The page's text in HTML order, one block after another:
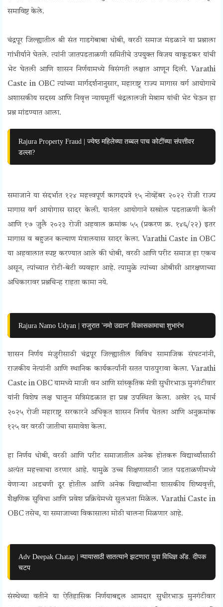
समाविष्ट केले.
चंद्रपूर जिल्ह्यातील श्री संत गाडगेबाबा धोबी, वरठी समाज मंडळाने या प्रश्नाला
गांभीर्याने घेतले. त्यांनी जातपडताळणी समितीचे उपयुक्त विजय वाकूडकर यांची
भेट घेतली आणि शासन निर्णयामध्ये विसंगती लक्षात आणून दिली. Varathi
Caste in OBC त्यांच्या मार्गदर्शनानुसार, महाराष्ट्र राज्य मागास वर्ग आयोगाचे
अशासकीय सदस्य आणि निवृत्त न्यायमूर्ती चंद्रलालजी मेश्राम यांची भेट घेऊन हा
प्रश्न मांडण्यात आला.
Rajura Property Fraud | ज्येष्ठ महिलेच्या तब्बल पाच कोटींच्या संपत्तीवर
डल्ला?
समाजाने या संदर्भात १२४ महत्त्वपूर्ण कागदपत्रे १५ नोव्हेंबर २०२२ रोजी राज्य
मागास वर्ग आयोगास सादर केली. यानंतर आयोगाने सखोल पडताळणी केली
आणि १७ जुलै २०२३ रोजी अहवाल क्रमांक ५५ (प्रकरण क्र. १४६/२२) इतर
मागास व बहुजन कल्याण मंत्रालयास सादर केला. Varathi Caste in OBC
या अहवालात स्पष्ट करण्यात आले की धोबी, वरठी आणि परीट समाज हा एकच
असून, त्यांच्यात रोटी-बेटी व्यवहार आहे. त्यामुळे त्यांच्या ओबीसी आरक्षणाच्या
अधिकारावर प्रश्नचिन्ह राहता कामा नये.
Rajura Namo Udyan | राजुरात 'नमो उद्यान' विकासकामाचा शुभारंभ
शासन निर्णय मंजुरीसाठी चंद्रपूर जिल्ह्यातील विविध सामाजिक संघटनांनी,
राजकीय नेत्यांनी आणि स्थानिक कार्यकर्त्यांनी सतत पाठपुरावा केला. Varathi
Caste in OBC यामध्ये माजी वन आणि सांस्कृतिक मंत्री सुधीरभाऊ मुनगंटीवार
यांनी विशेष लक्ष घालून मंत्रिमंडळात हा प्रश्न उपस्थित केला. अखेर २६ मार्च
२०२५ रोजी महाराष्ट्र सरकारने अधिकृत शासन निर्णय घेतला आणि अनुक्रमांक
१२५ वर वरठी जातीचा समावेश केला.
हा निर्णय धोबी, वरठी आणि परीट समाजातील अनेक होतकरू विद्यार्थ्यांसाठी
अत्यंत महत्त्वाचा ठरणार आहे. यामुळे उच्च शिक्षणासाठी जात पडताळणीमध्ये
येणाऱ्या अडचणी दूर होतील आणि अनेक विद्यार्थ्यांना शासकीय शिष्यवृत्ती,
शैक्षणिक सुविधा आणि प्रवेश प्रक्रियेमध्ये सुलभता मिळेल. Varathi Caste in
OBC तसेच, या समाजाच्या विकासाला मोठी चालना मिळणार आहे.
Adv Deepak Chatap | न्यायासाठी सातत्याने झटणारा युवा विधिज्ञ अ‍ॅड. दीपक
चटप
संस्थेच्या वतीने या ऐतिहासिक निर्णयाबद्दल आमदार सुधीरभाऊ मुनगंटीवार